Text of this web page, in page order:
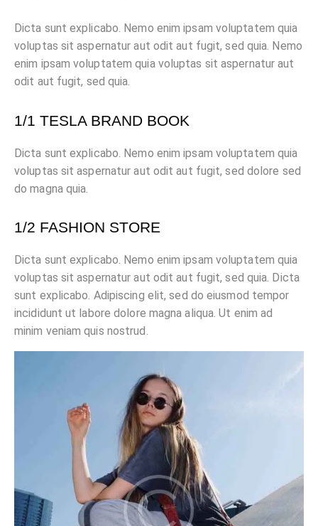
Dicta sunt explicabo. Nemo enim ipsam voluptatem quia
voluptas sit aspernatur aut odit aut fugit, sed quia. Nemo
enim ipsam voluptatem quia voluptas sit aspernatur aut
odit aut fugit, sed quia.
1/1 TESLA BRAND BOOK
Dicta sunt explicabo. Nemo enim ipsam voluptatem quia
voluptas sit aspernatur aut odit aut fugit, sed dolore sed
do magna quia.
1/2 FASHION STORE
Dicta sunt explicabo. Nemo enim ipsam voluptatem quia
voluptas sit aspernatur aut odit aut fugit, sed quia. Dicta
sunt explicabo. Adipiscing elit, sed do eiusmod tempor
incididunt ut labore dolore magna aliqua. Ut enim ad
minim veniam quis nostrud.